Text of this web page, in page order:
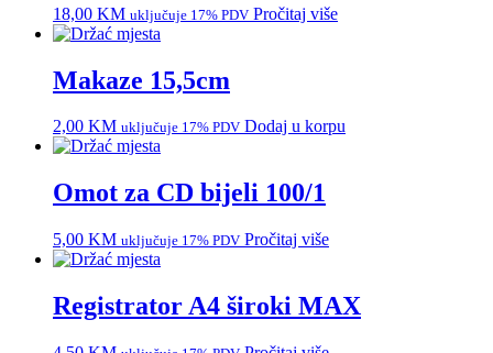
18,00 KM uključuje 17% PDV Pročitaj više
Makaze 15,5cm
2,00 KM uključuje 17% PDV Dodaj u korpu
Omot za CD bijeli 100/1
5,00 KM uključuje 17% PDV Pročitaj više
Registrator A4 široki MAX